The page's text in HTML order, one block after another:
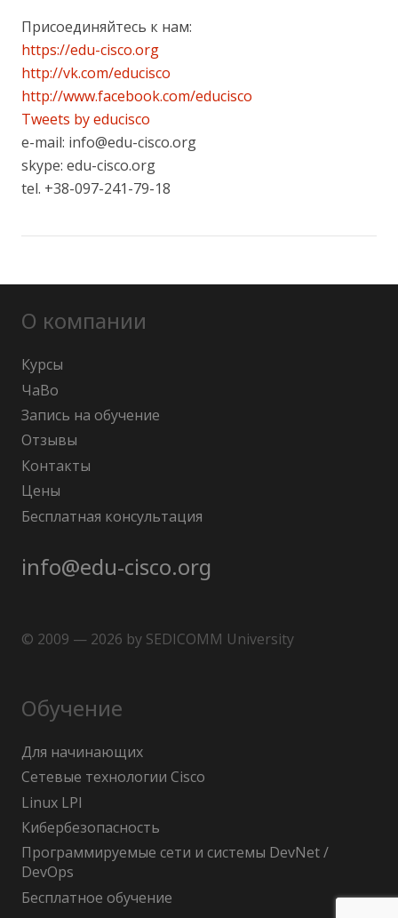
Присоединяйтесь к нам:
https://edu-cisco.org
http://vk.com/educisco
http://www.facebook.com/educisco
Tweets by educisco
e-mail: info@edu-cisco.org
skype: edu-cisco.org
tel. +38-097-241-79-18
О компании
Курсы
ЧаВо
Запись на обучение
Отзывы
Контакты
Цены
Бесплатная консультация
info@edu-cisco.org
© 2009 — 2026 by SEDICOMM University
Обучение
Для начинающих
Сетевые технологии Cisco
Linux LPI
Кибербезопасность
Программируемые сети и системы DevNet /
DevOps
Бесплатное обучение